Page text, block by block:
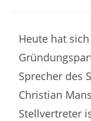
Heute hat
Sprecher des
Christian
Stellvertreter